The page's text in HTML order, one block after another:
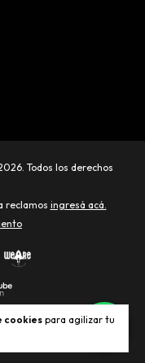
cookiespara agilizar tu
Todos los derechos
reclamos ingresá acá.